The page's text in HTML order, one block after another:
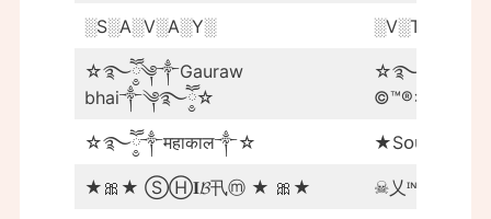
░S░A░V░A░Y░ ░V░T░E░N░
☆࿐ཽ༵༆༒Gauraw
bhai༒༆࿐ཽ༵☆
©™®×¥€£
☆࿐ཽ༵༒महाकाल༒☆
★🎀★ ⓈⒽ𝐈𝓑卂ⓜ ★ 🎀★ ☠︎乂